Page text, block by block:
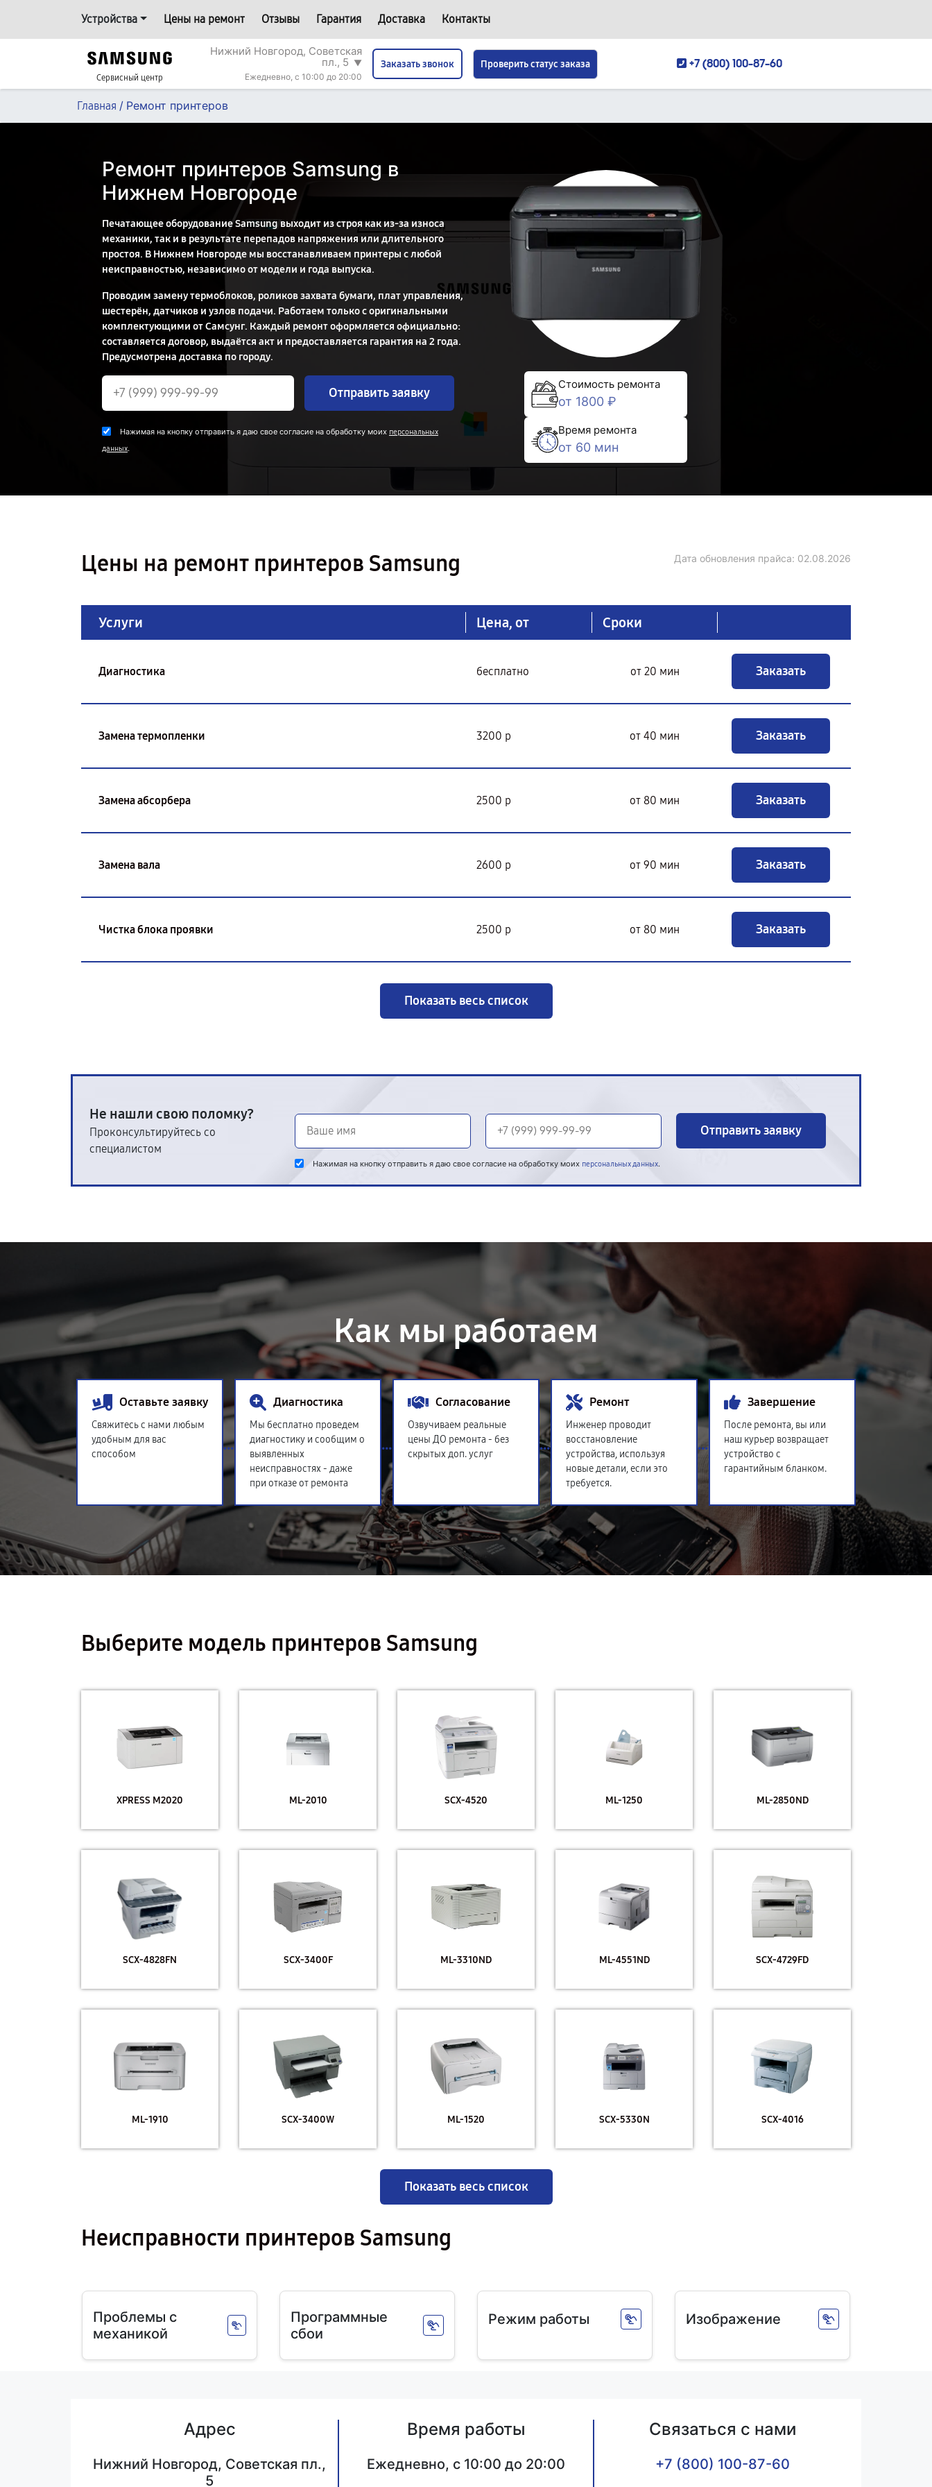
Устройства Цены на ремонт Отзывы Гарантия Доставка Контакты
Сервисный центр
Нижний Новгород, Советская
пл., 5 ▼
Ежедневно, с 10:00 до 20:00
Заказать звонок Проверить статус заказа +7 (800) 100-87-60
Главная / Ремонт принтеров
Ремонт принтеров Samsung в
Нижнем Новгороде
Печатающее оборудование Samsung выходит из строя как из-за износа
механики, так и в результате перепадов напряжения или длительного
простоя. В Нижнем Новгороде мы восстанавливаем принтеры с любой
неисправностью, независимо от модели и года выпуска.
Проводим замену термоблоков, роликов захвата бумаги, плат управления,
шестерён, датчиков и узлов подачи. Работаем только с оригинальными
комплектующими от Самсунг. Каждый ремонт оформляется официально:
составляется договор, выдаётся акт и предоставляется гарантия на 2 года.
Предусмотрена доставка по городу.
Отправить заявку
Нажимая на кнопку отправить я даю свое согласие на обработку моих персональных
данных.
Стоимость ремонта
от 1800 ₽
Время ремонта
от 60 мин
Цены на ремонт принтеров Samsung Дата обновления прайса: 02.08.2026
Услуги Цена, от Сроки
Диагностика бесплатно от 20 мин Заказать
Замена термопленки 3200 р от 40 мин Заказать
Замена абсорбера 2500 р от 80 мин Заказать
Замена вала 2600 р от 90 мин Заказать
Чистка блока проявки 2500 р от 80 мин Заказать
Показать весь список
Не нашли свою поломку?
Проконсультируйтесь со
специалистом
Отправить заявку
Нажимая на кнопку отправить я даю свое согласие на обработку моих персональных данных.
Как мы работаем
Оставьте заявку
Свяжитесь с нами любым
удобным для вас
способом
Диагностика
Мы бесплатно проведем
диагностику и сообщим о
выявленных
неисправностях - даже
при отказе от ремонта
Согласование
Озвучиваем реальные
цены ДО ремонта - без
скрытых доп. услуг
Ремонт
Инженер проводит
восстановление
устройства, используя
новые детали, если это
требуется.
Завершение
После ремонта, вы или
наш курьер возвращает
устройство с
гарантийным бланком.
Выберите модель принтеров Samsung
XPRESS M2020 ML-2010 SCX-4520 ML-1250 ML-2850ND
SCX-4828FN SCX-3400F ML-3310ND ML-4551ND SCX-4729FD
ML-1910 SCX-3400W ML-1520 SCX-5330N SCX-4016
Показать весь список
Неисправности принтеров Samsung
Проблемы с
механикой
Программные
сбои
Режим работы Изображение
Адрес
Нижний Новгород, Советская пл.,
5
Время работы
Ежедневно, с 10:00 до 20:00
Связаться с нами
+7 (800) 100-87-60